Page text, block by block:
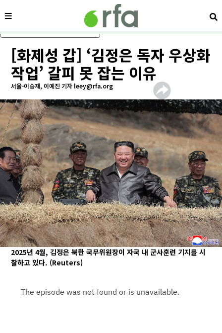
메인 콘텐츠로 건너뛰기
메뉴 검
[화제성 갑] ‘김정은 독자 우상화
작업’ 갈피 못 잡는 이유
서울-이승재, 이예진 기자 leey@rfa.org
2025년 4월, 김정은 북한 국무위원장이 자국 내 군사훈련 기지를 시
찰하고 있다. (Reuters)